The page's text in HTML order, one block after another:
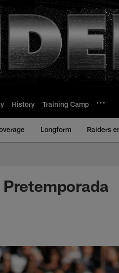
History Training Camp
Longform Raiders